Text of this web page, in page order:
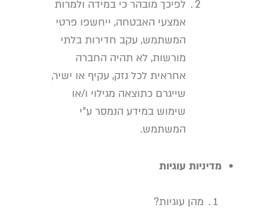
לפיכך מובהר כי במידה ולמרות
אמצעי האבטחה, ייחשפו פרטי
המשתמש, עקב חדירות בלתי
מורשות, לא תהיה החברה
אחראית לכל נזק, עקיף או ישיר,
שייגרם כתוצאה מגילוי ו/או
שימוש במידע הנמסר ע"י
המשתמש.
מדיניות עוגיות
מהן עוגיות?